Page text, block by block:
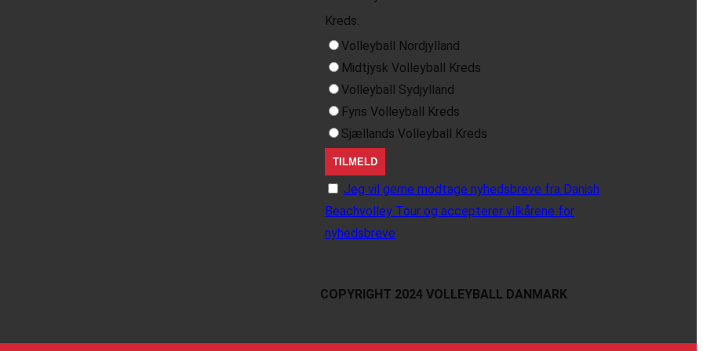
Kreds:
Volleyball Nordjylland
Midtjysk Volleyball Kreds
Volleyball Sydjylland
Fyns Volleyball Kreds
Sjællands Volleyball Kreds
Jeg vil gerne modtage nyhedsbreve fra Danish
Beachvolley Tour og accepterer vilkårene for
nyhedsbreve
COPYRIGHT 2024 VOLLEYBALL DANMARK